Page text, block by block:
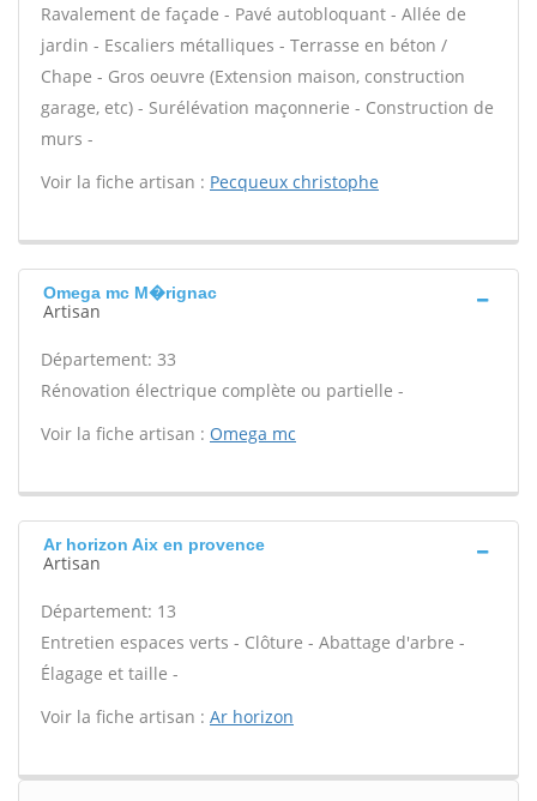
Ravalement de façade - Pavé autobloquant - Allée de
jardin - Escaliers métalliques - Terrasse en béton /
Chape - Gros oeuvre (Extension maison, construction
garage, etc) - Surélévation maçonnerie - Construction de
murs -
Voir la fiche artisan : Pecqueux christophe
Omega mc M�rignac
Artisan
Département: 33
Rénovation électrique complète ou partielle -
Voir la fiche artisan : Omega mc
Ar horizon Aix en provence
Artisan
Département: 13
Entretien espaces verts - Clôture - Abattage d'arbre -
Élagage et taille -
Voir la fiche artisan : Ar horizon